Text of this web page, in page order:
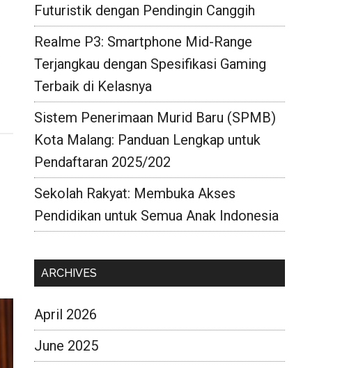
Futuristik dengan Pendingin Canggih
Realme P3: Smartphone Mid-Range
Terjangkau dengan Spesifikasi Gaming
Terbaik di Kelasnya
Sistem Penerimaan Murid Baru (SPMB)
Kota Malang: Panduan Lengkap untuk
Pendaftaran 2025/202
Sekolah Rakyat: Membuka Akses
Pendidikan untuk Semua Anak Indonesia
ARCHIVES
April 2026
June 2025